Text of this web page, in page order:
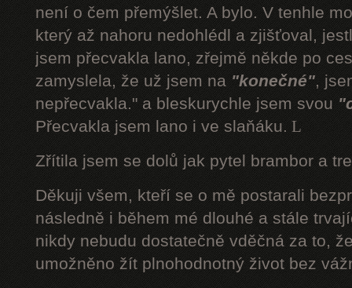
není o čem přemýšlet. A bylo. V tenhle
který až nahoru nedohlédl a zjišťoval,
jsem přecvakla lano, zřejmě někde po
zamyslela, že už jsem na "konečné",
nepřecvakla." a bleskurychle jsem svou
Přecvakla jsem lano i ve slaňáku. L
Zřítila jsem se dolů jak pytel brambor a
Děkuji všem, kteří se o mě postarali
následně i během mé dlouhé a stále
nikdy nebudu dostatečně vděčná za to,
umožněno žít plnohodnotný život bez